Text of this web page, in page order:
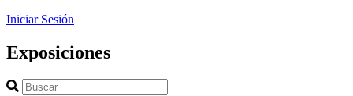
Iniciar Sesión
Exposiciones